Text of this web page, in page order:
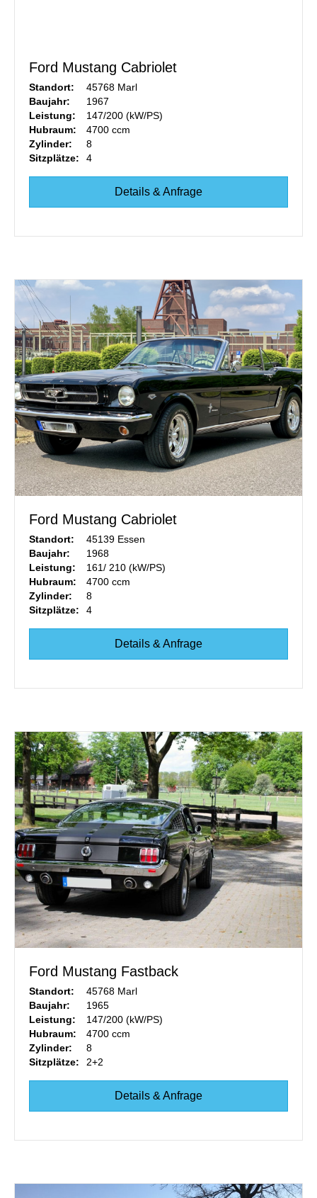
Ford Mustang Cabriolet
Standort:
45768 Marl
Baujahr:
1967
Leistung:
147/200 (kW/PS)
Hubraum:
4700 ccm
Zylinder:
8
Sitzplätze:
4
Details & Anfrage
Ford Mustang Cabriolet
Standort:
45139 Essen
Baujahr:
1968
Leistung:
161/ 210 (kW/PS)
Hubraum:
4700 ccm
Zylinder:
8
Sitzplätze:
4
Details & Anfrage
Ford Mustang Fastback
Standort:
45768 Marl
Baujahr:
1965
Leistung:
147/200 (kW/PS)
Hubraum:
4700 ccm
Zylinder:
8
Sitzplätze:
2+2
Details & Anfrage